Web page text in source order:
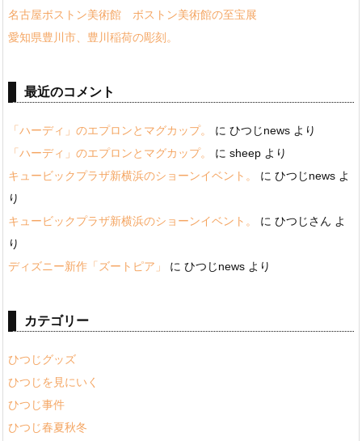
名古屋ボストン美術館 ボストン美術館の至宝展
愛知県豊川市、豊川稲荷の彫刻。
最近のコメント
「ハーディ」のエプロンとマグカップ。 に ひつじnews より
「ハーディ」のエプロンとマグカップ。
に sheep より
キュービックプラザ新横浜のショーンイベント。
に ひつじnews よ
り
キュービックプラザ新横浜のショーンイベント。
に ひつじさん よ
り
ディズニー新作「ズートピア」
に ひつじnews より
カテゴリー
ひつじグッズ
ひつじを見にいく
ひつじ事件
ひつじ春夏秋冬